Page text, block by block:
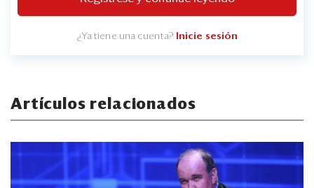
¿Ya tiene una cuenta? Inicie sesión
Artículos relacionados